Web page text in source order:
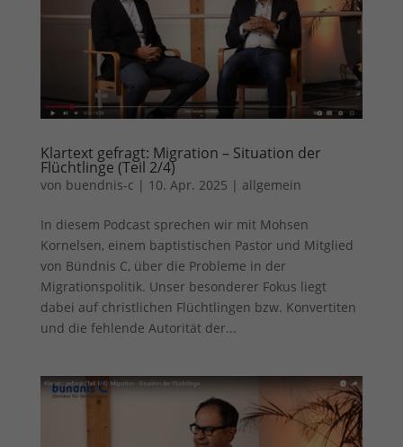
Klartext gefragt: Migration – Situation der
Flüchtlinge (Teil 2/4)
von buendnis-c | 10. Apr. 2025 | allgemein
In diesem Podcast sprechen wir mit Mohsen
Kornelsen, einem baptistischen Pastor und Mitglied
von Bündnis C, über die Probleme in der
Migrationspolitik. Unser besonderer Fokus liegt
dabei auf christlichen Flüchtlingen bzw. Konvertiten
und die fehlende Autorität der...